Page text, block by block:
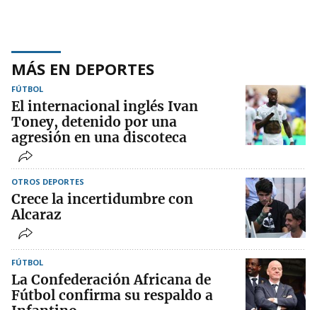
MÁS EN DEPORTES
FÚTBOL
El internacional inglés Ivan
Toney, detenido por una
agresión en una discoteca
OTROS DEPORTES
Crece la incertidumbre con
Alcaraz
FÚTBOL
La Confederación Africana de
Fútbol confirma su respaldo a